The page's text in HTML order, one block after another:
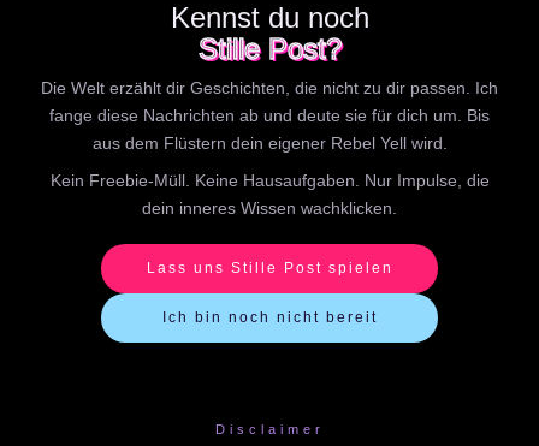
Kennst du noch
Stille Post?
Die Welt erzählt dir Geschichten, die nicht zu dir passen. Ich
fange diese Nachrichten ab und deute sie für dich um. Bis
aus dem Flüstern dein eigener Rebel Yell wird.
Kein Freebie-Müll. Keine Hausaufgaben. Nur Impulse, die
dein inneres Wissen wachklicken.
Lass uns Stille Post spielen
Ich bin noch nicht bereit
Disclaimer